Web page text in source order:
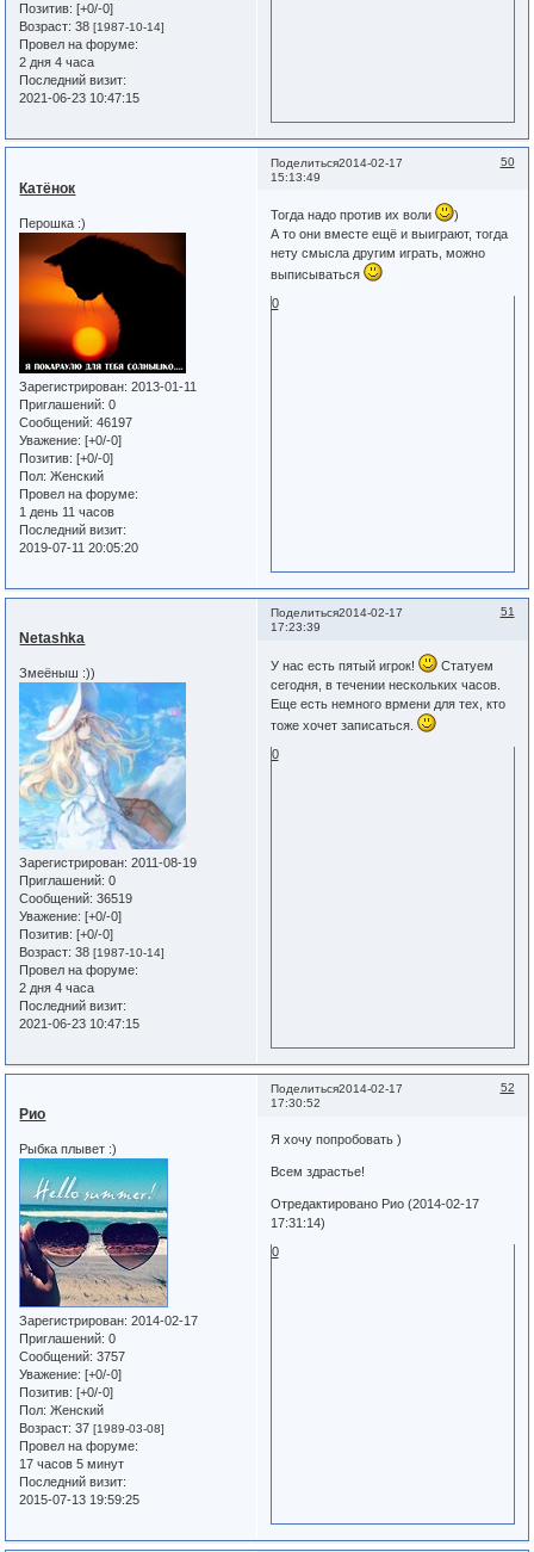
Позитив: [+0/-0]
Возраст: 38[1987-10-14]
Провел на форуме:
2 дня 4 часа
Последний визит:
2021-06-23 10:47:15
Поделиться 50
2014-02-17
15:13:49
Катёнок
Перошка :)
Зарегистрирован: 2013-01-11
Приглашений: 0
Сообщений: 46197
Уважение: [+0/-0]
Позитив: [+0/-0]
Пол: Женский
Провел на форуме:
1 день 11 часов
Последний визит:
2019-07-11 20:05:20
Тогда надо против их воли
)
А то они вместе ещё и выиграют, тогда
нету смысла другим играть, можно
выписываться
0
Поделиться 51
2014-02-17
17:23:39
Netashka
Змеёныш :))
Зарегистрирован: 2011-08-19
Приглашений: 0
Сообщений: 36519
Уважение: [+0/-0]
Позитив: [+0/-0]
Возраст: 38[1987-10-14]
Провел на форуме:
2 дня 4 часа
Последний визит:
2021-06-23 10:47:15
У нас есть пятый игрок!
Статуем
сегодня, в течении нескольких часов.
Еще есть немного врмени для тех, кто
тоже хочет записаться.
0
Поделиться 52
2014-02-17
17:30:52
Рио
Рыбка плывет :)
Зарегистрирован: 2014-02-17
Приглашений: 0
Сообщений: 3757
Уважение: [+0/-0]
Позитив: [+0/-0]
Пол: Женский
Возраст: 37[1989-03-08]
Провел на форуме:
17 часов 5 минут
Последний визит:
2015-07-13 19:59:25
Я хочу попробовать )
Всем здрастье!
Отредактировано Рио (2014-02-17
17:31:14)
0